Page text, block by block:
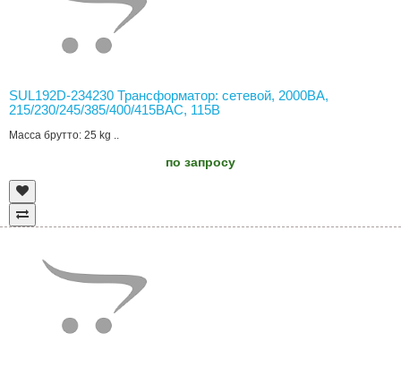
SUL192D-234230 Трансформатор: сетевой, 2000ВА,
215/230/245/385/400/415ВAC, 115В
Масса брутто: 25 kg ..
по запросу